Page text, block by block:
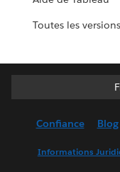
Toutes les versions
Confiance Blog
Informations